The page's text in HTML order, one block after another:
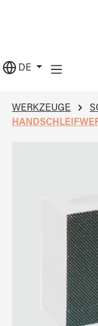
DE
WERKZEUGE